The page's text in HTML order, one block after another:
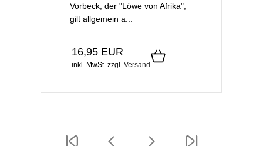
Vorbeck, der "Löwe von Afrika",
gilt allgemein a...
16,95 EUR
inkl. MwSt. zzgl. Versand